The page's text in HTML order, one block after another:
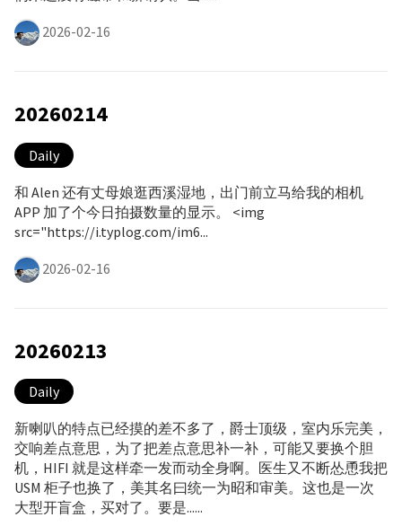
2026-02-16
20260214
Daily
和 Alen 还有丈母娘逛西溪湿地，出门前立马给我的相机
APP 加了个今日拍摄数量的显示。 <img
src="https://i.typlog.com/im6...
2026-02-16
20260213
Daily
新喇叭的特点已经摸的差不多了，爵士顶级，室内乐完美，
交响差点意思，为了把差点意思补一补，可能又要换个胆
机，HIFI 就是这样牵一发而动全身啊。医生又不断怂恿我把
USM 柜子也换了，美其名曰统一为昭和审美。这也是一次
大型开盲盒，买对了。要是......